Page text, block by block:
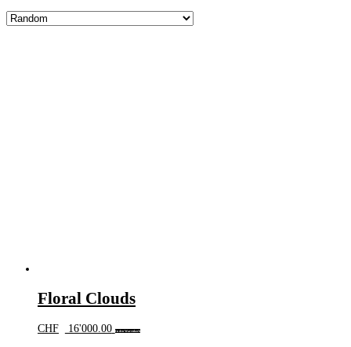
Floral Clouds
CHF 16'000.00 In den Warenkorb